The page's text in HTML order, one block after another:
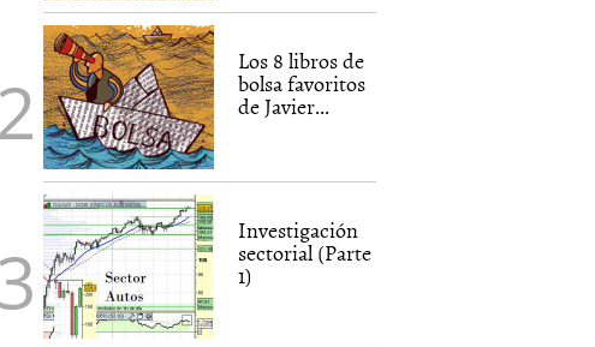
Los 8 libros de
bolsa favoritos
de Javier...
Investigación
sectorial (Parte
1)